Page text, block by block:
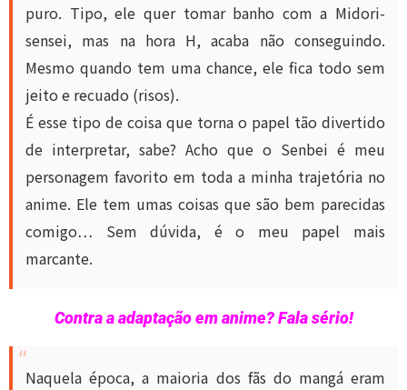
puro. Tipo, ele quer tomar banho com a Midori-
sensei, mas na hora H, acaba não conseguindo.
Mesmo quando tem uma chance, ele fica todo sem
jeito e recuado (risos).
É esse tipo de coisa que torna o papel tão divertido
de interpretar, sabe? Acho que o Senbei é meu
personagem favorito em toda a minha trajetória no
anime. Ele tem umas coisas que são bem parecidas
comigo… Sem dúvida, é o meu papel mais
marcante.
Contra a adaptação em anime? Fala sério!
Naquela época, a maioria dos fãs do mangá eram